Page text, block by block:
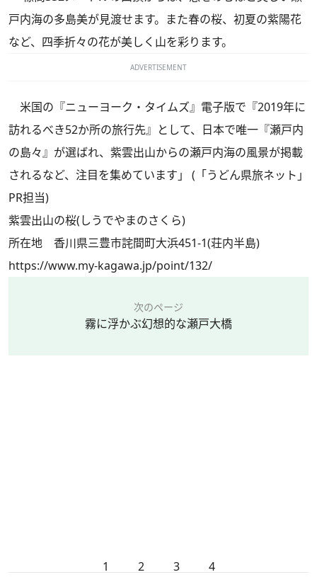
戸内海の多島美が見渡せます。また春の桜、初夏の紫陽花
など、四季折々の花が美しく山を彩ります。
ADVERTISEMENT
米国の『ニューヨーク・タイムズ』電子版で『2019年に
訪れるべき52か所の旅行先』として、日本で唯一『瀬戸内
の島々』が選ばれ、紫雲出山からの瀬戸内海の風景が掲載
されるなど、注目を集めています」 (「うどん県旅ネット」
PR担当)
紫雲出山の桜(しうでやまのさくら)
所在地 香川県三豊市詫間町大浜451-1(荘内半島)
https://www.my-kagawa.jp/point/132/
次のページ
霧に浮かぶ幻想的な瀬戸大橋
1 2 3 4